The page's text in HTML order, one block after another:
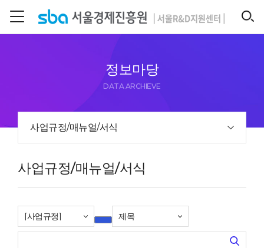
SEARCH
정보마당
DATA ARCHIEVE
사업규정/매뉴얼/서식
사업규정/매뉴얼/서식